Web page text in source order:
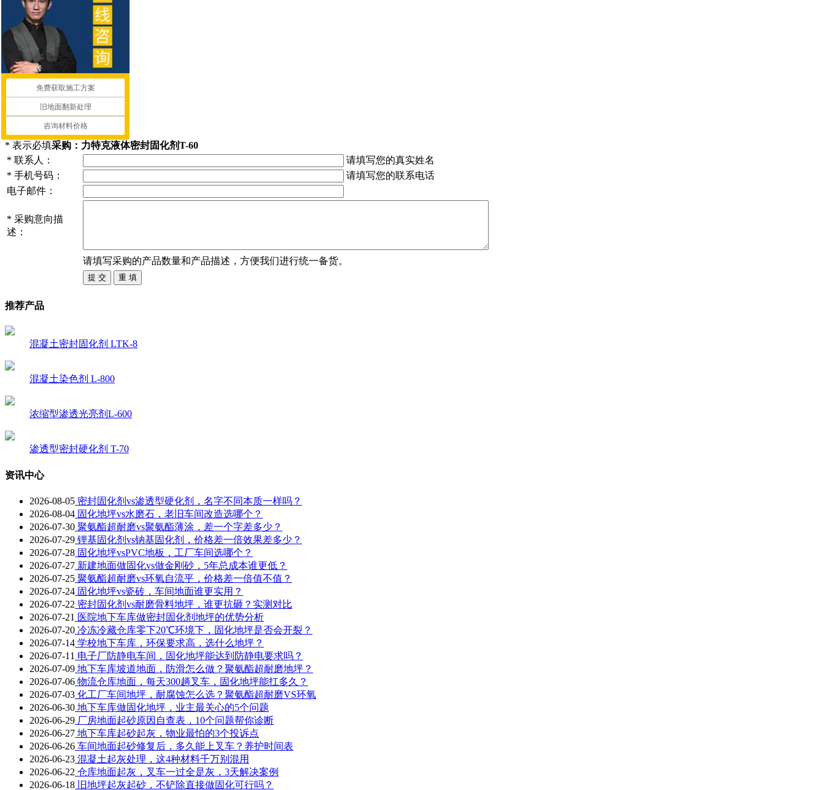
* 表示必填采购：力特克液体密封固化剂T-60
* 联系人：
请填写您的真实姓名
* 手机号码：
请填写您的联系电话
电子邮件：
* 采购意向描
述：
请填写采购的产品数量和产品描述，方便我们进行统一备货。
推荐产品
混凝土密封固化剂 LTK-8
混凝土染色剂 L-800
浓缩型渗透光亮剂L-600
渗透型密封硬化剂 T-70
资讯中心
2026-08-05 密封固化剂vs渗透型硬化剂，名字不同本质一样吗？
2026-08-04 固化地坪vs水磨石，老旧车间改造选哪个？
2026-07-30 聚氨酯超耐磨vs聚氨酯薄涂，差一个字差多少？
2026-07-29 锂基固化剂vs钠基固化剂，价格差一倍效果差多少？
2026-07-28 固化地坪vsPVC地板，工厂车间选哪个？
2026-07-27 新建地面做固化vs做金刚砂，5年总成本谁更低？
2026-07-25 聚氨酯超耐磨vs环氧自流平，价格差一倍值不值？
2026-07-24 固化地坪vs瓷砖，车间地面谁更实用？
2026-07-22 密封固化剂vs耐磨骨料地坪，谁更抗砸？实测对比
2026-07-21 医院地下车库做密封固化剂地坪的优势分析
2026-07-20 冷冻冷藏仓库零下20℃环境下，固化地坪是否会开裂？
2026-07-14 学校地下车库，环保要求高，选什么地坪？
2026-07-11 电子厂防静电车间，固化地坪能达到防静电要求吗？
2026-07-09 地下车库坡道地面，防滑怎么做？聚氨酯超耐磨地坪？
2026-07-06 物流仓库地面，每天300趟叉车，固化地坪能扛多久？
2026-07-03 化工厂车间地坪，耐腐蚀怎么选？聚氨酯超耐磨VS环氧
2026-06-30 地下车库做固化地坪，业主最关心的5个问题
2026-06-29 厂房地面起砂原因自查表，10个问题帮你诊断
2026-06-27 地下车库起砂起灰，物业最怕的3个投诉点
2026-06-26 车间地面起砂修复后，多久能上叉车？养护时间表
2026-06-23 混凝土起灰处理，这4种材料千万别混用
2026-06-22 仓库地面起灰，叉车一过全是灰，3天解决案例
2026-06-18 旧地坪起灰起砂，不铲除直接做固化可行吗？
免费获取施工方案
旧地面翻新处理
咨询材料价格